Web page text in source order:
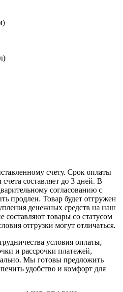
счету. Срок оплаты
составляет до 3 дней. В
согласованию с
продлен. Товар будет отгружен
денежных средств на наш
составляют товары со статусом
отгрузки могут отличаться.
условия оплаты,
и рассрочки платежей,
Мы готовы предложить
удобство и комфорт для